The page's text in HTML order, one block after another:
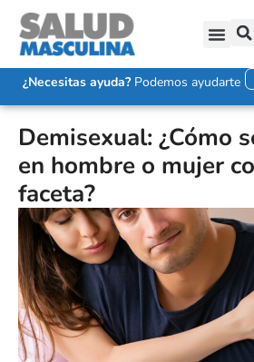
¿Necesitas ayuda?Podemos ayudarte
Demisexual: ¿Cómo
en hombre o mujer
faceta?